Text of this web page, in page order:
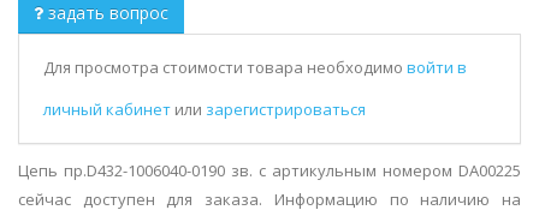
задать вопрос
Для просмотра стоимости товара необходимо войти в
личный кабинет или зарегистрироваться
Цепь пр.D432-1006040-0190 зв. с артикульным номером DA00225
сейчас доступен для заказа. Информацию по наличию на